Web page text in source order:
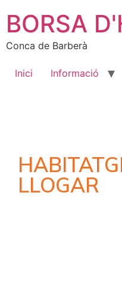
BORSA
Conca de Barberà
Inici Informació
LLOGAR